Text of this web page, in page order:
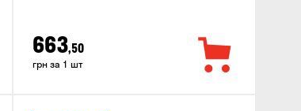
663,50
грн за 1 шт